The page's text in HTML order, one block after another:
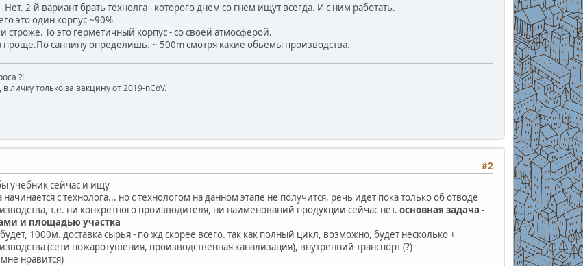
Нет. 2-й вариант брать технолга - которого днем со гнем ищут всегда. И с ним работать.
это один корпус ~90%
строже. То это герметичный корпус - со своей атмосферой.
проще.По санпину определишь. ~ 500m смотря какие обьемы производства.
?!
личку только за вакцину от 2019-nCoV.
#2
учебник сейчас и ищу
с технолога... но с технологом на данном этапе не получится, речь идет пока только об отводе
т.е. ни конкретного производителя, ни наименований продукции сейчас нет. основная задача -
и площадью участка
1000м. доставка сырья - по жд скорее всего. так как полный цикл, возможно, будет несколько +
(сети пожаротушения, производственная канализация), внутренний транспорт (?)
нравится)